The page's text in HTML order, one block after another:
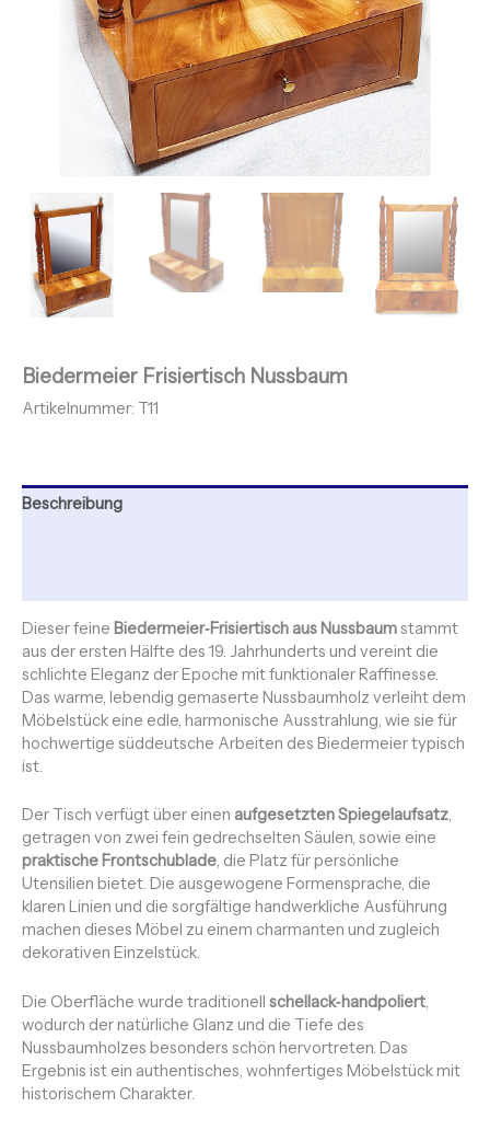
Biedermeier Frisiertisch Nussbaum
Artikelnummer: T11
Beschreibung
Dieser feine Biedermeier‑Frisiertisch aus Nussbaumstammt
aus der ersten Hälfte des 19. Jahrhunderts und vereint die
schlichte Eleganz der Epoche mit funktionaler Raffinesse.
Das warme, lebendig gemaserte Nussbaumholz verleiht dem
Möbelstück eine edle, harmonische Ausstrahlung, wie sie für
hochwertige süddeutsche Arbeiten des Biedermeier typisch
ist.
Der Tisch verfügt über einen aufgesetzten Spiegelaufsatz,
getragen von zwei fein gedrechselten Säulen, sowie eine
praktische Frontschublade, die Platz für persönliche
Utensilien bietet. Die ausgewogene Formensprache, die
klaren Linien und die sorgfältige handwerkliche Ausführung
machen dieses Möbel zu einem charmanten und zugleich
dekorativen Einzelstück.
Die Oberfläche wurde traditionell schellack‑handpoliert,
wodurch der natürliche Glanz und die Tiefe des
Nussbaumholzes besonders schön hervortreten. Das
Ergebnis ist ein authentisches, wohnfertiges Möbelstück mit
historischem Charakter.